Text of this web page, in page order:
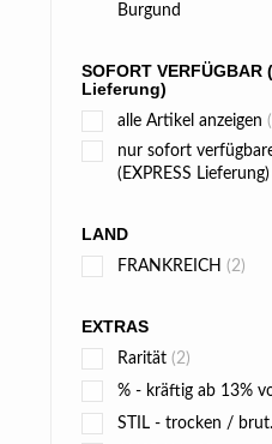
Burgund
SOFORT VERFÜGBAR
Lieferung)
alle Artikel anzeigen
nur sofort
(EXPRESS Lieferung)
LAND
FRANKREICH (2)
EXTRAS
Rarität (2)
% - kräftig ab 13%
STIL - trocken /